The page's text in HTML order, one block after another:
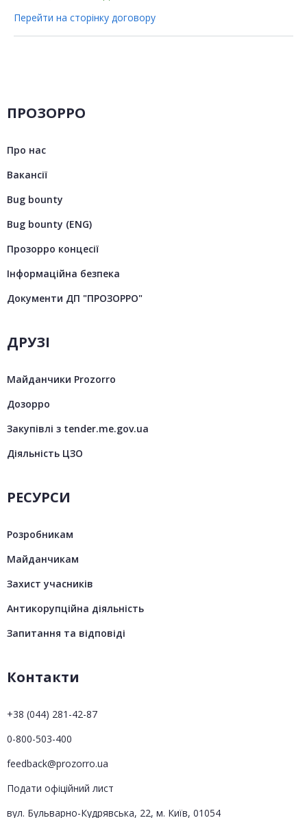
Перейти на сторінку договору
ПРОЗОРРО
Про нас
Вакансії
Bug bounty
Bug bounty (ENG)
Прозорро концесії
Інформаційна безпека
Документи ДП "ПРОЗОРРО"
ДРУЗІ
Майданчики Prozorro
Дозорро
Закупівлі з tender.me.gov.ua
Діяльність ЦЗО
РЕСУРСИ
Розробникам
Майданчикам
Захист учасників
Антикорупційна діяльність
Запитання та відповіді
Контакти
+38 (044) 281-42-87
0-800-503-400
feedback@prozorro.ua
Подати офіційний лист
вул. Бульварно-Кудрявська, 22, м. Київ, 01054